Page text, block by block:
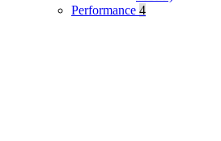
Performance 4